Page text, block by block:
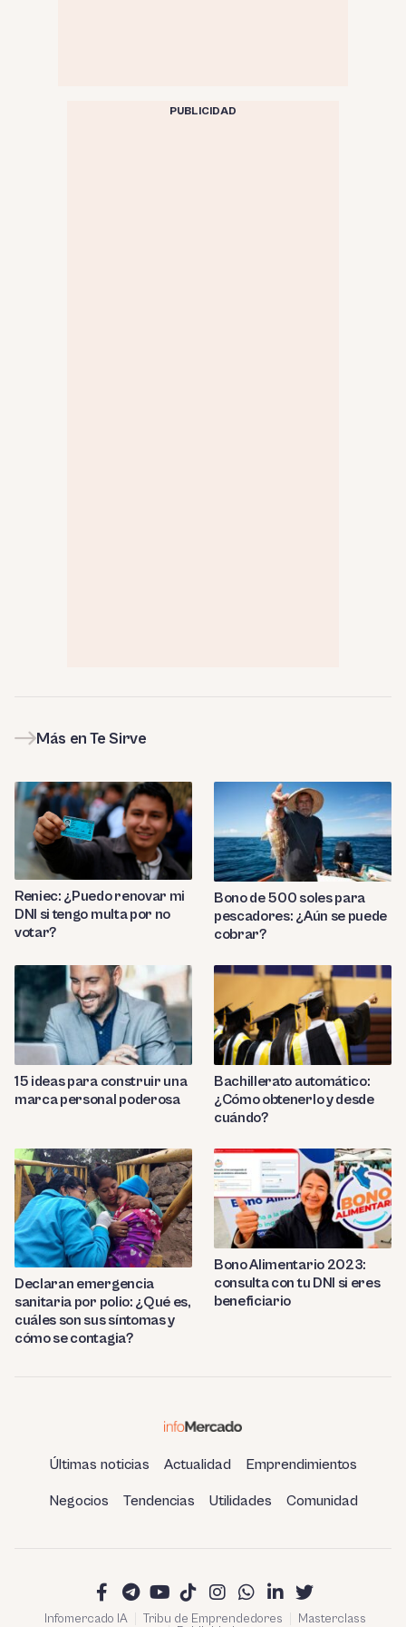
PUBLICIDAD
Más en Te Sirve
Reniec: ¿Puedo renovar mi
DNI si tengo multa por no
votar?
Bono de 500 soles para
pescadores: ¿Aún se puede
cobrar?
15 ideas para construir una
marca personal poderosa
Bachillerato automático:
¿Cómo obtenerlo y desde
cuándo?
Declaran emergencia
sanitaria por polio: ¿Qué es,
cuáles son sus síntomas y
cómo se contagia?
Bono Alimentario 2023:
consulta con tu DNI si eres
beneficiario
Últimas noticias Actualidad Emprendimientos
Negocios Tendencias Utilidades Comunidad
Infomercado IA Tribu de Emprendedores
Masterclass